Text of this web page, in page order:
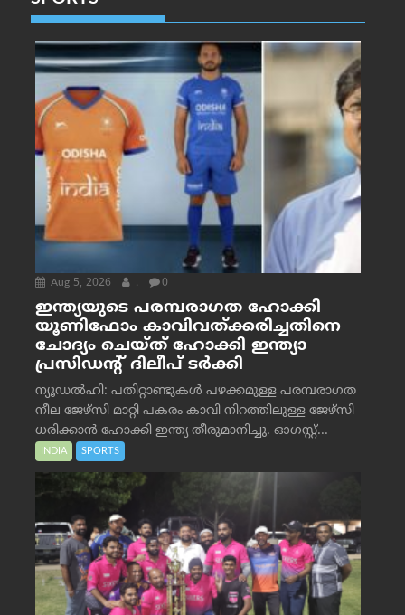
Aug 5, 2026 . 0
ഇന്ത്യയുടെ പരമ്പരാഗത ഹോക്കി
യൂണിഫോം കാവിവത്ക്കരിച്ചതിനെ
ചോദ്യം ചെയ്ത് ഹോക്കി ഇന്ത്യാ
പ്രസിഡന്റ് ദിലീപ് ടര്‍ക്കി
ന്യൂഡൽഹി: പതിറ്റാണ്ടുകൾ പഴക്കമുള്ള പരമ്പരാഗത
നീല ജേഴ്‌സി മാറ്റി പകരം കാവി നിറത്തിലുള്ള ജേഴ്‌സി
ധരിക്കാൻ ഹോക്കി ഇന്ത്യ തീരുമാനിച്ചു. ഓഗസ്റ്റ്...
INDIA SPORTS